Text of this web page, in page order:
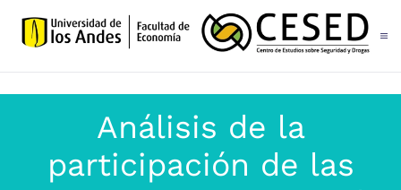
Skip to main content
Análisis de la
participación de las